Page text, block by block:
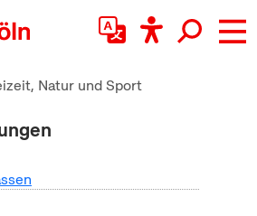
Natur und Sport